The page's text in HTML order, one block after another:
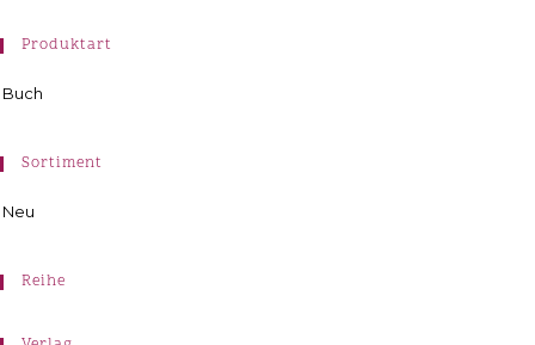
Produktart
Buch
Sortiment
Neu
Reihe